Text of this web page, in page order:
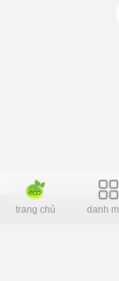
Copyright © 2006
trang chủ danh